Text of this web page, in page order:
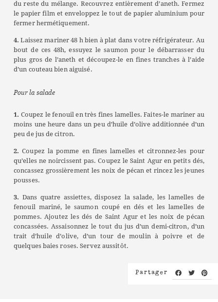
du reste du mélange. Recouvrez entièrement d’aneth. Fermez
le papier film et enveloppez le tout de papier aluminium pour
fermer hermétiquement.
4. Laissez mariner 48 h bien à plat dans votre réfrigérateur. Au
bout de ces 48h, essuyez le saumon pour le débarrasser du
plus gros de l’aneth et découpez-le en fines tranches à l’aide
d’un couteau bien aiguisé.
Pour la salade
1. Coupez le fenouil en très fines lamelles. Faites-le mariner au
moins une heure dans un peu d’huile d’olive additionnée d’un
peu de jus de citron.
2. Coupez la pomme en fines lamelles et citronnez-les pour
qu’elles ne noircissent pas. Coupez le Saint Agur en petits dés,
concassez grossièrement les noix de pécan et rincez les jeunes
pousses.
3. Dans quatre assiettes, disposez la salade, les lamelles de
fenouil mariné, le saumon coupé en dés et les lamelles de
pommes. Ajoutez les dés de Saint Agur et les noix de pécan
concassées. Assaisonnez le tout du jus d’un demi-citron, d’un
trait d’huile d’olive, d’un tour de moulin à poivre et de
quelques baies roses. Servez aussitôt.
Partager